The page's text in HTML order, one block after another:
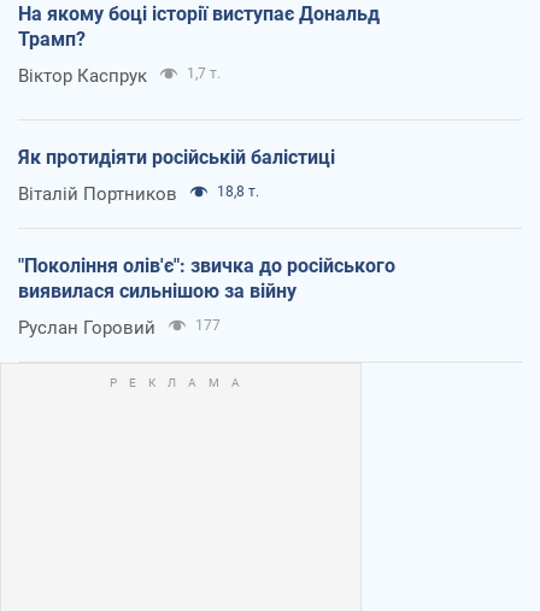
На якому боці історії виступає Дональд
Трамп?
Віктор Каспрук 1,7 т.
Як протидіяти російській балістиці
Віталій Портников 18,8 т.
"Покоління олів'є": звичка до російського
виявилася сильнішою за війну
Руслан Горовий 177